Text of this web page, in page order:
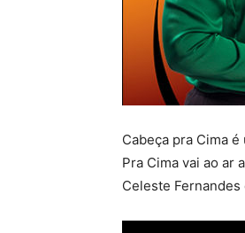
Cabeça pra Cima
Pra Cima vai ao ar
Celeste Fernandes